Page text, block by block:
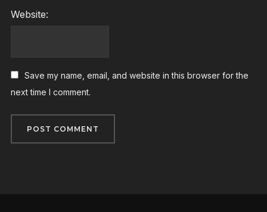
Website:
Save my name, email, and website in this browser for the
next time I comment.